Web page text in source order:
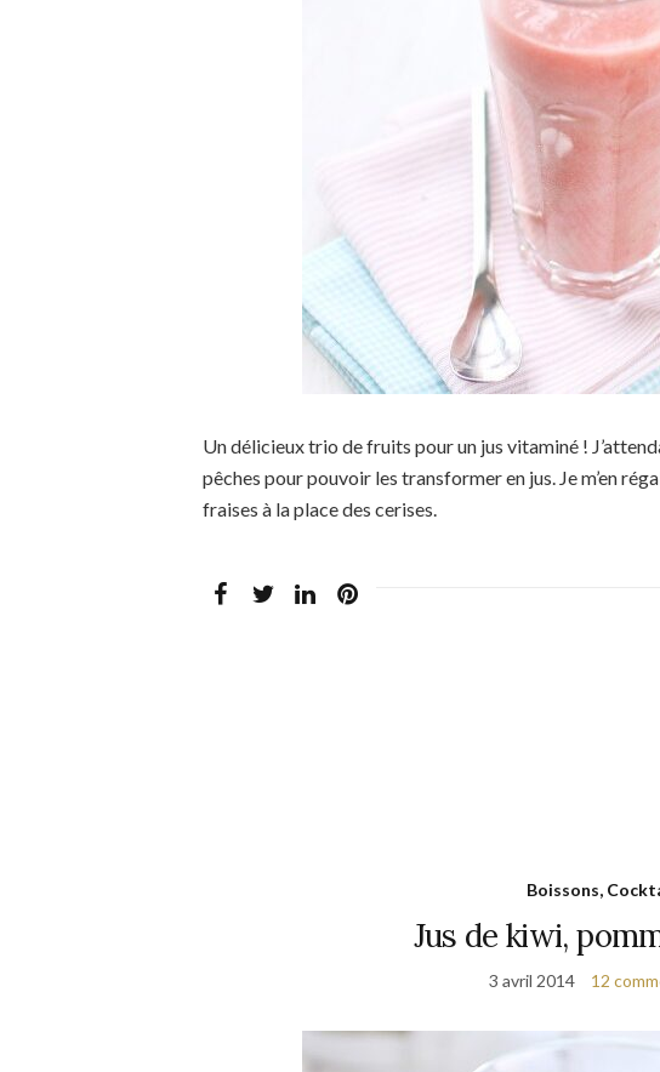
Un délicieux trio de fruits pour un jus vitaminé !
pêches pour pouvoir les transformer en jus. Je m’en
fraises à la place des cerises.
Boissons,
Jus de kiwi,
3 avril 2014 12